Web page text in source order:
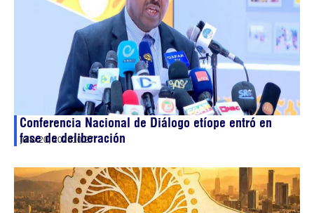
Conferencia Nacional de Diálogo etíope entró en
fase de deliberación
julio 20, 202610:27